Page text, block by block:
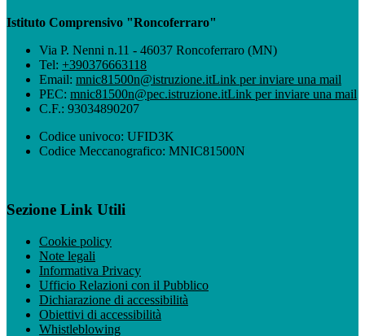
Istituto Comprensivo "Roncoferraro"
Via P. Nenni n.11 - 46037 Roncoferraro (MN)
Tel: +390376663118
Email: mnic81500n@istruzione.itLink per inviare una mail
PEC: mnic81500n@pec.istruzione.itLink per inviare una mail
C.F.: 93034890207
Codice univoco: UFID3K
Codice Meccanografico: MNIC81500N
Sezione Link Utili
Cookie policy
Note legali
Informativa Privacy
Ufficio Relazioni con il Pubblico
Dichiarazione di accessibilità
Obiettivi di accessibilità
Whistleblowing